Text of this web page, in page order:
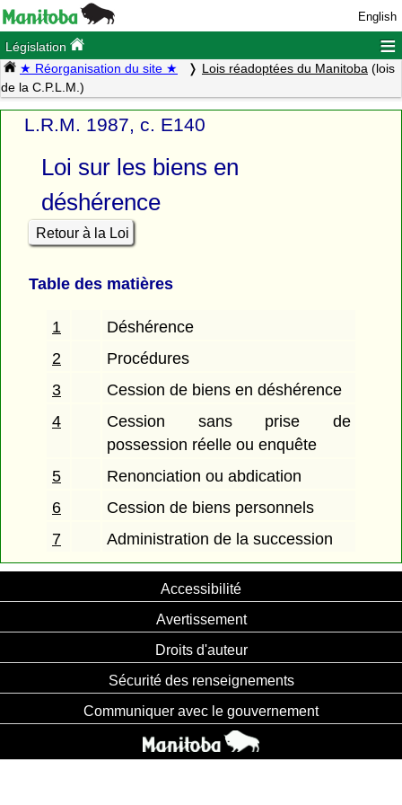
English
Législation ≡
★ Réorganisation du site ★ Lois réadoptées du Manitoba (lois
de la C.P.L.M.)
L.R.M. 1987, c. E140
Loi sur les biens en
déshérence
Retour à la Loi
Table des matières
1
Déshérence
2
Procédures
3
Cession de biens en déshérence
4
Cession sans prise de
possession réelle ou enquête
5
Renonciation ou abdication
6
Cession de biens personnels
7
Administration de la succession
Accessibilité
Avertissement
Droits d'auteur
Sécurité des renseignements
Communiquer avec le gouvernement